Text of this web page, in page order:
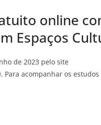
online
Espaços
de 2023 pelo site
. Para acompanhar os